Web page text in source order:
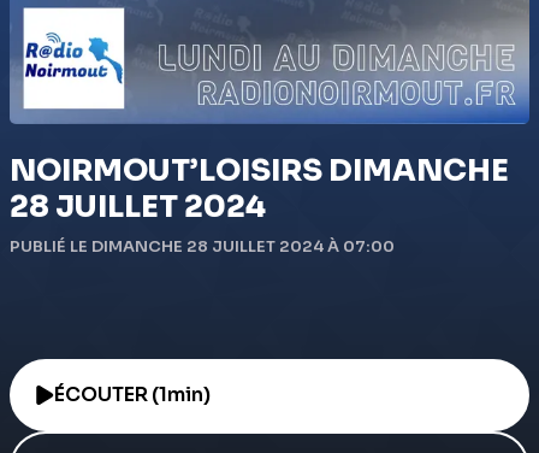
NOIRMOUT’LOISIRS DIMANCHE
28 JUILLET 2024
PUBLIÉ LE DIMANCHE 28 JUILLET 2024 À 07:00
ÉCOUTER (1min)